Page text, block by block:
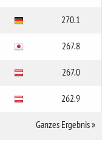
270.1
267.8
267.0
262.9
Ganzes Ergebnis»